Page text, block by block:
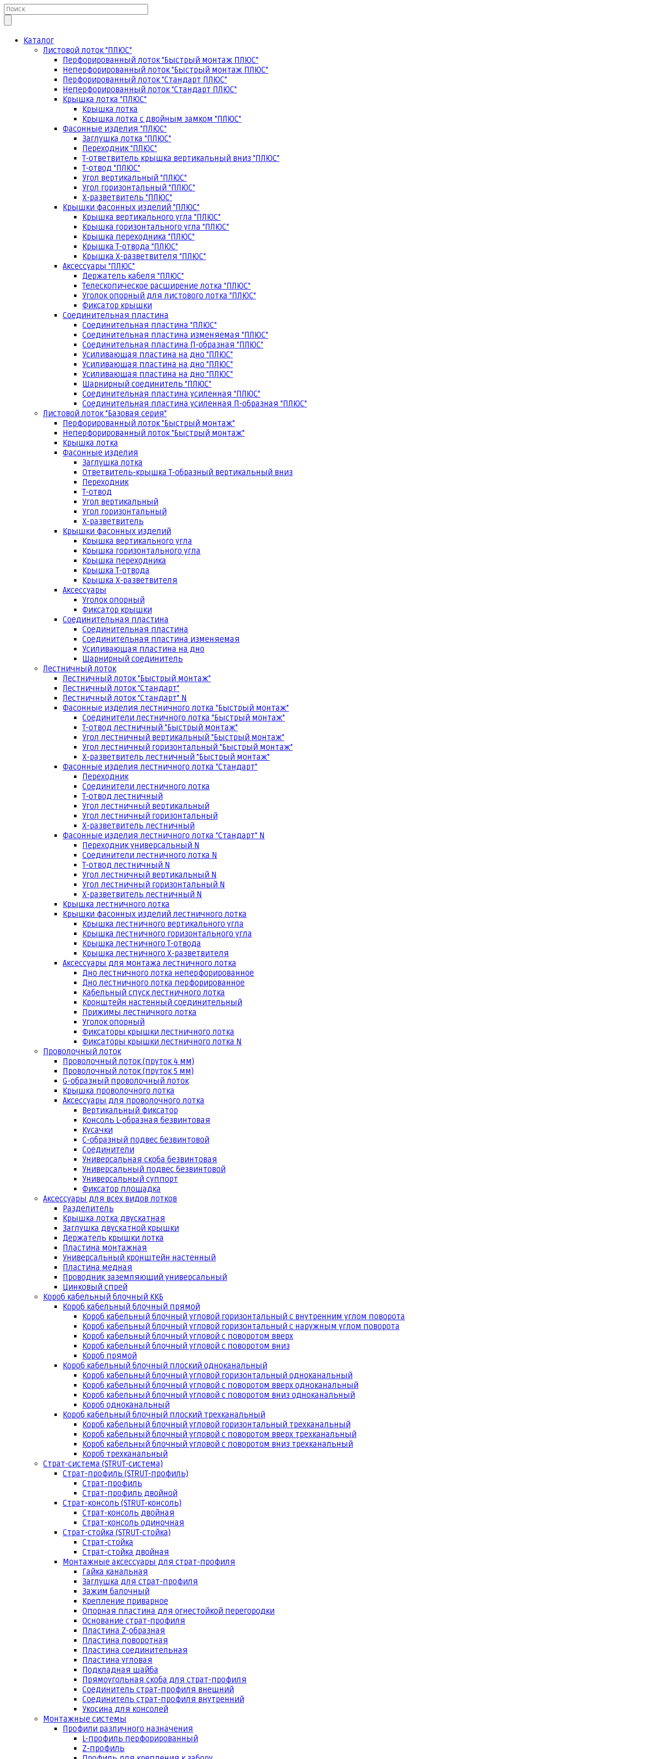
Каталог
Листовой лоток "ПЛЮС"
Перфорированный лоток "Быстрый монтаж ПЛЮС"
Неперфорированный лоток "Быстрый монтаж ПЛЮС"
Перфорированный лоток "Стандарт ПЛЮС"
Неперфорированный лоток "Стандарт ПЛЮС"
Крышка лотка "ПЛЮС"
Крышка лотка
Крышка лотка с двойным замком "ПЛЮС"
Фасонные изделия "ПЛЮС"
Заглушка лотка "ПЛЮС"
Переходник "ПЛЮС"
Т-ответвитель крышка вертикальный вниз "ПЛЮС"
Т-отвод "ПЛЮС"
Угол вертикальный "ПЛЮС"
Угол горизонтальный "ПЛЮС"
Х-разветвитель "ПЛЮС"
Крышки фасонных изделий "ПЛЮС"
Крышка вертикального угла "ПЛЮС"
Крышка горизонтального угла "ПЛЮС"
Крышка переходника "ПЛЮС"
Крышка Т-отвода "ПЛЮС"
Крышка Х-разветвителя "ПЛЮС"
Аксессуары "ПЛЮС"
Держатель кабеля "ПЛЮС"
Телескопическое расширение лотка "ПЛЮС"
Уголок опорный для листового лотка "ПЛЮС"
Фиксатор крышки
Соединительная пластина
Соединительная пластина "ПЛЮС"
Соединительная пластина изменяемая "ПЛЮС"
Соединительная пластина П-образная "ПЛЮС"
Усиливающая пластина на дно "ПЛЮС"
Усиливающая пластина на дно "ПЛЮС"
Усиливающая пластина на дно "ПЛЮС"
Шарнирный соединитель "ПЛЮС"
Соединительная пластина усиленная "ПЛЮС"
Соединительная пластина усиленная П-образная "ПЛЮС"
Листовой лоток "Базовая серия"
Перфорированный лоток "Быстрый монтаж"
Неперфорированный лоток "Быстрый монтаж"
Крышка лотка
Фасонные изделия
Заглушка лотка
Ответвитель-крышка Т-образный вертикальный вниз
Переходник
Т-отвод
Угол вертикальный
Угол горизонтальный
Х-разветвитель
Крышки фасонных изделий
Крышка вертикального угла
Крышка горизонтального угла
Крышка переходника
Крышка Т-отвода
Крышка Х-разветвителя
Аксессуары
Уголок опорный
Фиксатор крышки
Соединительная пластина
Соединительная пластина
Соединительная пластина изменяемая
Усиливающая пластина на дно
Шарнирный соединитель
Лестничный лоток
Лестничный лоток "Быстрый монтаж"
Лестничный лоток "Стандарт"
Лестничный лоток "Стандарт" N
Фасонные изделия лестничного лотка "Быстрый монтаж"
Соединители лестничного лотка "Быстрый монтаж"
Т-отвод лестничный "Быстрый монтаж"
Угол лестничный вертикальный "Быстрый монтаж"
Угол лестничный горизонтальный "Быстрый монтаж"
Х-разветвитель лестничный "Быстрый монтаж"
Фасонные изделия лестничного лотка "Стандарт"
Переходник
Соединители лестничного лотка
Т-отвод лестничный
Угол лестничный вертикальный
Угол лестничный горизонтальный
Х-разветвитель лестничный
Фасонные изделия лестничного лотка "Стандарт" N
Переходник универсальный N
Соединители лестничного лотка N
Т-отвод лестничный N
Угол лестничный вертикальный N
Угол лестничный горизонтальный N
Х-разветвитель лестничный N
Крышка лестничного лотка
Крышки фасонных изделий лестничного лотка
Крышка лестничного вертикального угла
Крышка лестничного горизонтального угла
Крышка лестничного Т-отвода
Крышка лестничного Х-разветвителя
Аксессуары для монтажа лестничного лотка
Дно лестничного лотка неперфорированное
Дно лестничного лотка перфорированное
Кабельный спуск лестничного лотка
Кронштейн настенный соединительный
Прижимы лестничного лотка
Уголок опорный
Фиксаторы крышки лестничного лотка
Фиксаторы крышки лестничного лотка N
Проволочный лоток
Проволочный лоток (пруток 4 мм)
Проволочный лоток (пруток 5 мм)
G-образный проволочный лоток
Крышка проволочного лотка
Аксессуары для проволочного лотка
Вертикальный фиксатор
Консоль L-образная безвинтовая
Кусачки
С-образный подвес безвинтовой
Соединители
Универсальная скоба безвинтовая
Универсальный подвес безвинтовой
Универсальный суппорт
Фиксатор площадка
Аксессуары для всех видов лотков
Разделитель
Крышка лотка двускатная
Заглушка двускатной крышки
Держатель крышки лотка
Пластина монтажная
Универсальный кронштейн настенный
Пластина медная
Проводник заземляющий универсальный
Цинковый спрей
Короб кабельный блочный ККБ
Короб кабельный блочный прямой
Короб кабельный блочный угловой горизонтальный с внутренним углом поворота
Короб кабельный блочный угловой горизонтальный с наружным углом поворота
Короб кабельный блочный угловой с поворотом вверх
Короб кабельный блочный угловой с поворотом вниз
Короб прямой
Короб кабельный блочный плоский одноканальный
Короб кабельный блочный угловой горизонтальный одноканальный
Короб кабельный блочный угловой с поворотом вверх одноканальный
Короб кабельный блочный угловой с поворотом вниз одноканальный
Короб одноканальный
Короб кабельный блочный плоский трехканальный
Короб кабельный блочный угловой горизонтальный трехканальный
Короб кабельный блочный угловой с поворотом вверх трехканальный
Короб кабельный блочный угловой с поворотом вниз трехканальный
Короб трехканальный
Страт-система (STRUT-система)
Страт-профиль (STRUT-профиль)
Страт-профиль
Страт-профиль двойной
Страт-консоль (STRUT-консоль)
Страт-консоль двойная
Страт-консоль одиночная
Страт-стойка (STRUT-стойка)
Страт-стойка
Страт-стойка двойная
Монтажные аксессуары для страт-профиля
Гайка канальная
Заглушка для страт-профиля
Зажим балочный
Крепление приварное
Опорная пластина для огнестойкой перегородки
Основание страт-профиля
Пластина Z-образная
Пластина поворотная
Пластина соединительная
Пластина угловая
Подкладная шайба
Прямоугольная скоба для страт-профиля
Соединитель страт-профиля внешний
Соединитель страт-профиля внутренний
Укосина для консолей
Монтажные системы
Профили различного назначения
L-профиль перфорированный
Z-профиль